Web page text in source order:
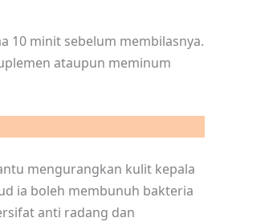
10 minit sebelum membilasnya.
ataupun meminum
mengurangkan kulit kepala
ia boleh membunuh bakteria
anti radang dan